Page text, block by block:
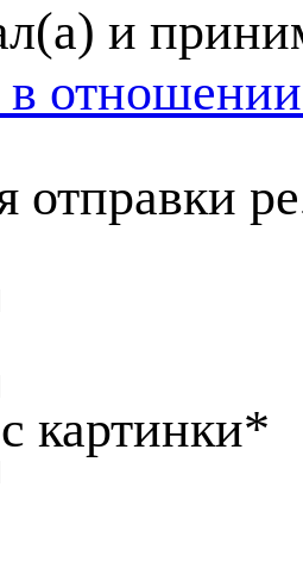
и
отправки
картинки*